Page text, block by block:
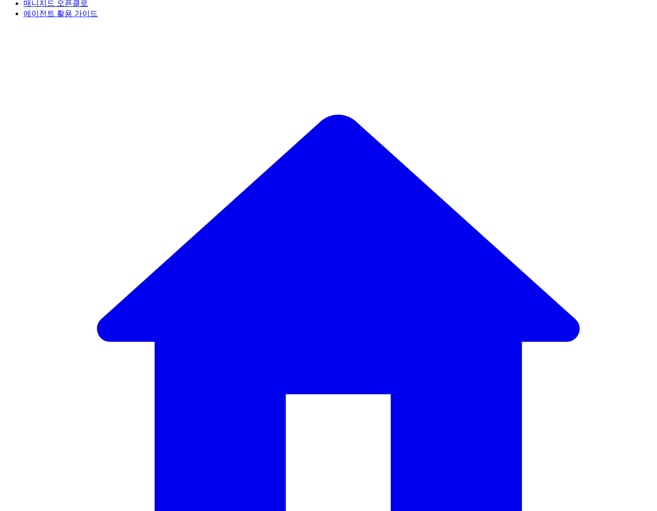
매니지드 오픈클로
에이전트 활용 가이드